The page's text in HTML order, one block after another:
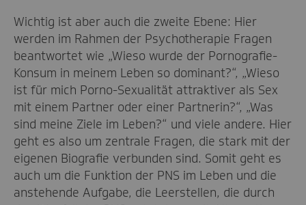
Wichtig ist aber auch die zweite Ebene: Hier
werden im Rahmen der Psychotherapie Fragen
beantwortet wie „Wieso wurde der Pornografie-
Konsum in meinem Leben so dominant?“, „Wieso
ist für mich Porno-Sexualität attraktiver als Sex
mit einem Partner oder einer Partnerin?“, „Was
sind meine Ziele im Leben?“ und viele andere. Hier
geht es also um zentrale Fragen, die stark mit der
eigenen Biografie verbunden sind. Somit geht es
auch um die Funktion der PNS im Leben und die
anstehende Aufgabe, die Leerstellen, die durch